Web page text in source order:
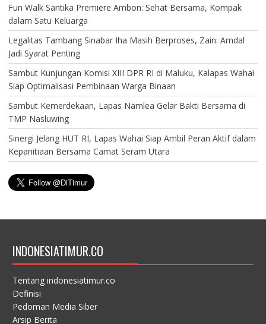
Fun Walk Santika Premiere Ambon: Sehat Bersama, Kompak
dalam Satu Keluarga
Legalitas Tambang Sinabar Iha Masih Berproses, Zain: Amdal
Jadi Syarat Penting
Sambut Kunjungan Komisi XIII DPR RI di Maluku, Kalapas Wahai
Siap Optimalisasi Pembinaan Warga Binaan
Sambut Kemerdekaan, Lapas Namlea Gelar Bakti Bersama di
TMP Nasluwing
Sinergi Jelang HUT RI, Lapas Wahai Siap Ambil Peran Aktif dalam
Kepanitiaan Bersama Camat Seram Utara
INDONESIATIMUR.CO
Tentang indonesiatimur.co
Definisi
Pedoman Media Siber
Arsip Berita